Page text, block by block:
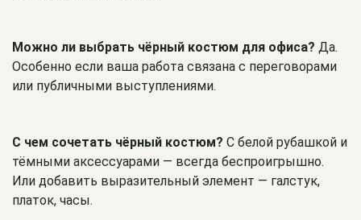
Можно ли выбрать чёрный костюм для офиса? Да.
Особенно если ваша работа связана с переговорами
или публичными выступлениями.
С чем сочетать чёрный костюм? С белой рубашкой и
тёмными аксессуарами — всегда беспроигрышно.
Или добавить выразительный элемент — галстук,
платок, часы.